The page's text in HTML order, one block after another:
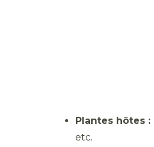
Plantes hôtes :
etc.